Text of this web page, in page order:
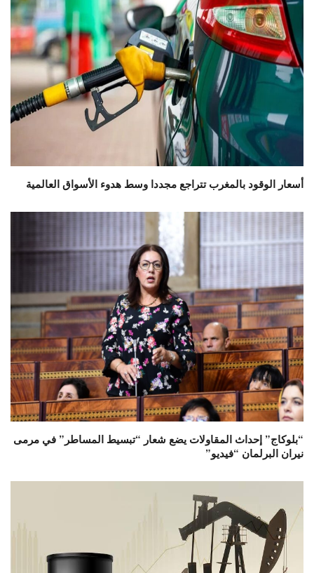
أسعار الوقود بالمغرب تتراجع مجددا وسط هدوء الأسواق العالمية
“بلوكاج” إحداث المقاولات يضع شعار “تبسيط المساطر” في مرمى
نيران البرلمان “فيديو”